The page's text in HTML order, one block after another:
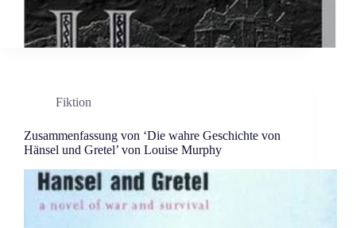
Fiktion
Zusammenfassung von ‘Die wahre Geschichte von
Hänsel und Gretel’ von Louise Murphy